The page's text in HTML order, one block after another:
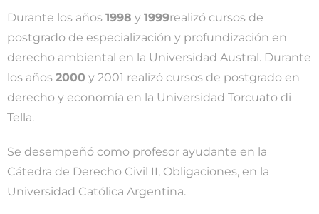
Durante los años 1998 y 1999realizó cursos de
postgrado de especialización y profundización en
derecho ambiental en la Universidad Austral. Durante
los años 2000 y 2001 realizó cursos de postgrado en
derecho y economía en la Universidad Torcuato di
Tella.
Se desempeñó como profesor ayudante en la
Cátedra de Derecho Civil II, Obligaciones, en la
Universidad Católica Argentina.